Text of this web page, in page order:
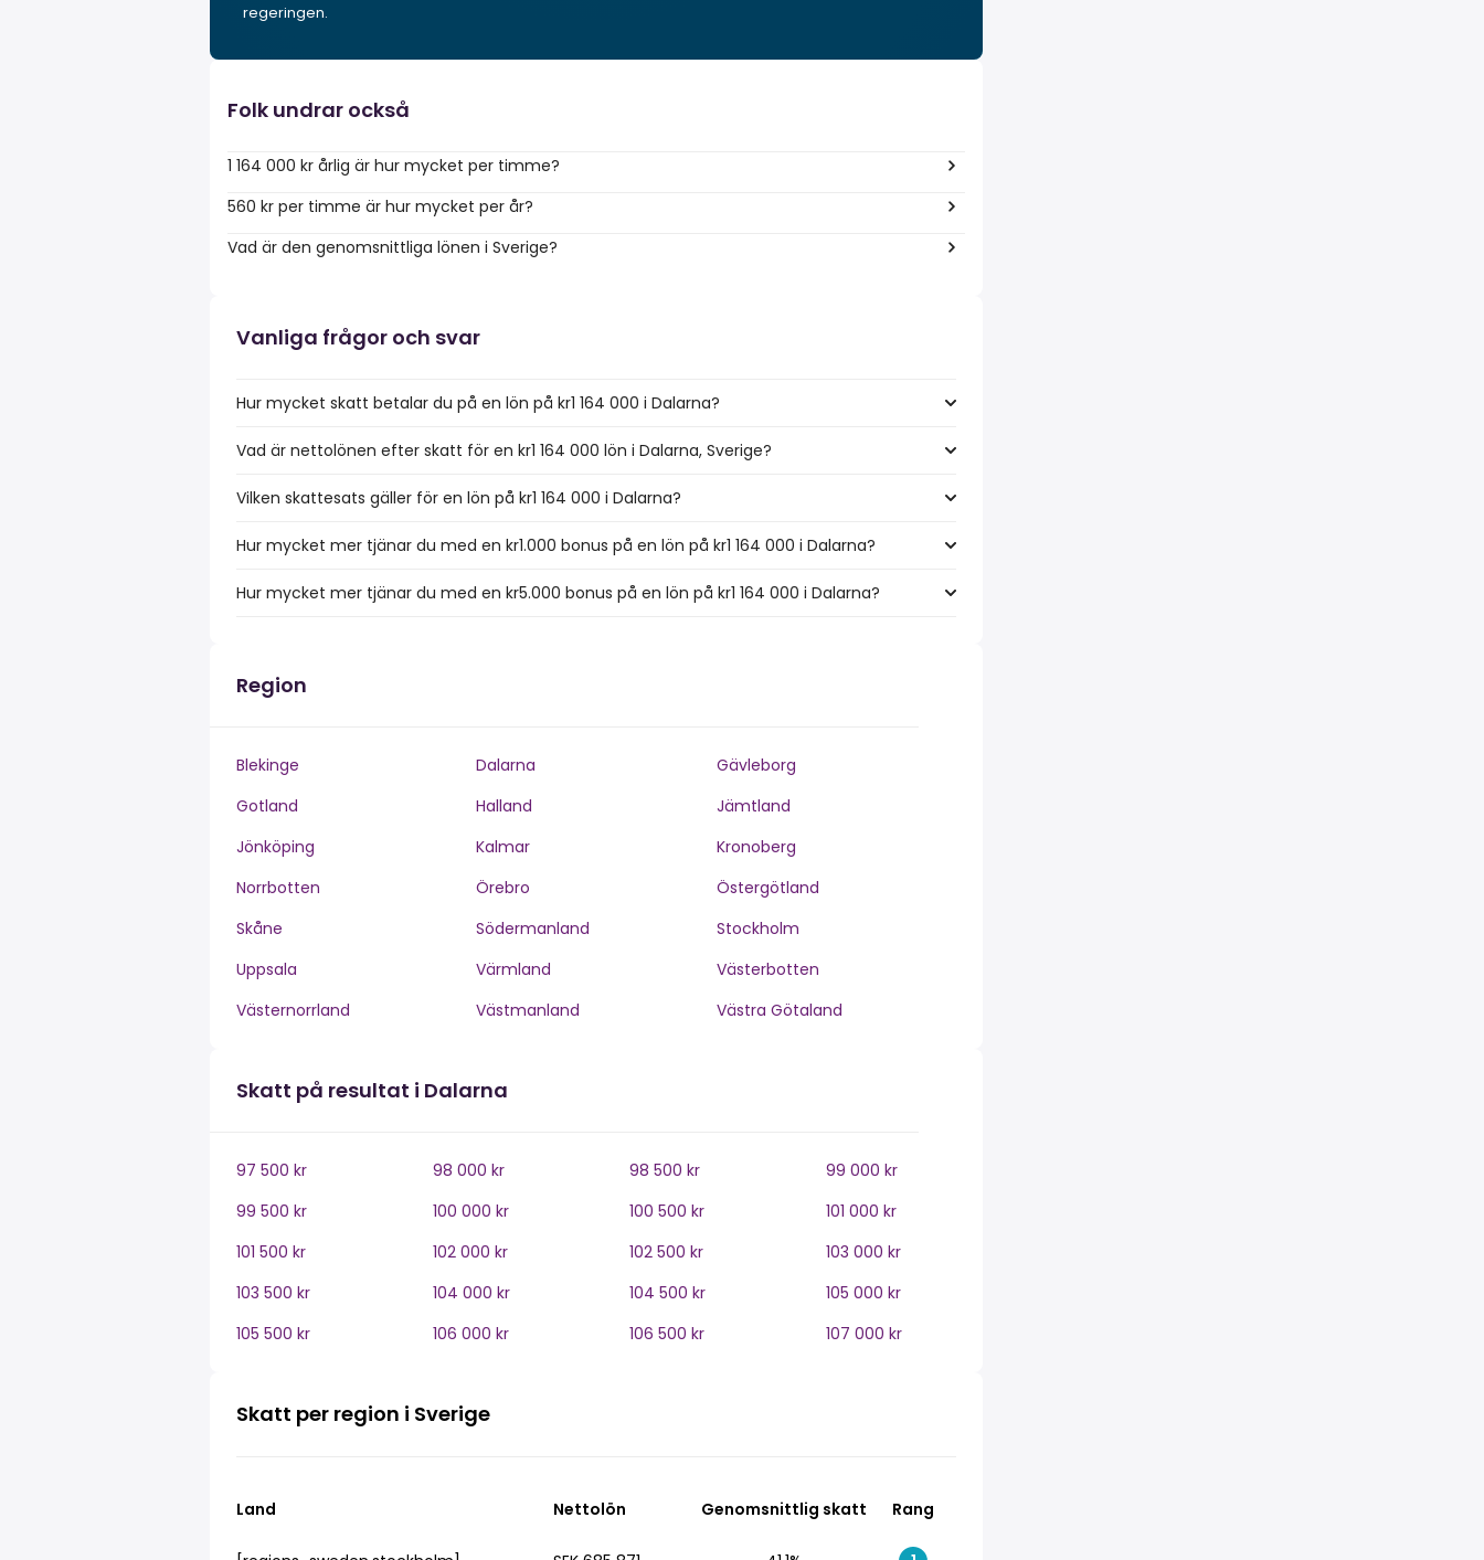
regeringen.
Folk undrar också
1 164 000 kr årlig är hur mycket per timme?
560 kr per timme är hur mycket per år?
Vad är den genomsnittliga lönen i Sverige?
Vanliga frågor och svar
Hur mycket skatt betalar du på en lön på kr1 164 000 i Dalarna?
Vad är nettolönen efter skatt för en kr1 164 000 lön i Dalarna, Sverige?
Vilken skattesats gäller för en lön på kr1 164 000 i Dalarna?
Hur mycket mer tjänar du med en kr1.000 bonus på en lön på kr1 164 000 i Dalarna?
Hur mycket mer tjänar du med en kr5.000 bonus på en lön på kr1 164 000 i Dalarna?
Region
Blekinge Dalarna
Gävleborg
Gotland
Halland
Jämtland
Jönköping
Kalmar
Kronoberg
Norrbotten
Örebro
Östergötland
Skåne
Södermanland
Stockholm
Uppsala
Värmland
Västerbotten
Västernorrland
Västmanland Västra Götaland
Skatt på resultat i Dalarna
97 500 kr 98 000 kr 98 500 kr
99 000 kr
99 500 kr
100 000 kr 100 500 kr
101 000 kr
101 500 kr
102 000 kr 102 500 kr
103 000 kr
103 500 kr
104 000 kr 104 500 kr
105 000 kr
105 500 kr
106 000 kr 106 500 kr 107 000 kr
Skatt per region i Sverige
Land Nettolön Genomsnittlig skatt Rang